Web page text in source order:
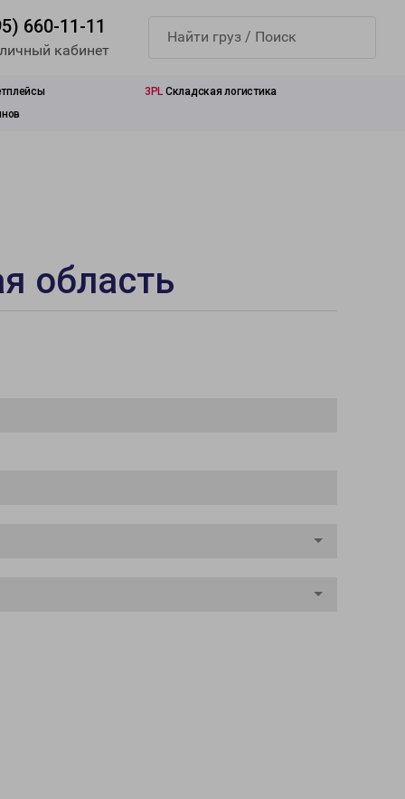
660-11-11
кабинет
3PL Складская логистика
область